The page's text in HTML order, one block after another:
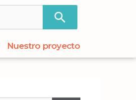
Nuestro proyecto